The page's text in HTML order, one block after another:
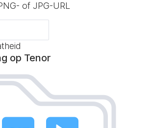
of JPG-URL
op Tenor